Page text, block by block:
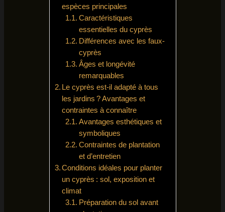
espèces principales
Caractéristiques
essentielles du cyprès
Différences avec les faux-
cyprès
Âges et longévité
remarquables
Le cyprès est-il adapté à tous
les jardins ? Avantages et
contraintes à connaître
Avantages esthétiques et
symboliques
Contraintes de plantation
et d’entretien
Conditions idéales pour planter
un cyprès : sol, exposition et
climat
Préparation du sol avant